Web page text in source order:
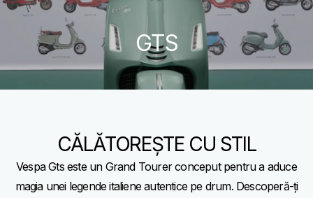
GTS
CĂLĂTOREȘTE CU STIL
Vespa Gts este un Grand Tourer conceput pentru a aduce
magia unei legende italiene autentice pe drum. Descoperă-ți